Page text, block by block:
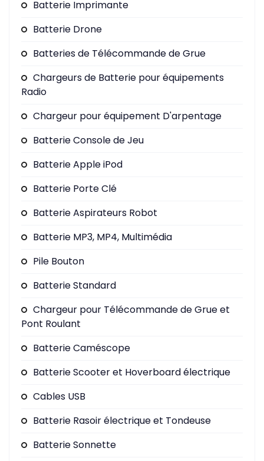
Batterie Imprimante
Batterie Drone
Batteries de Télécommande de Grue
Chargeurs de Batterie pour équipements
Radio
Chargeur pour équipement D'arpentage
Batterie Console de Jeu
Batterie Apple iPod
Batterie Porte Clé
Batterie Aspirateurs Robot
Batterie MP3, MP4, Multimédia
Pile Bouton
Batterie Standard
Chargeur pour Télécommande de Grue et
Pont Roulant
Batterie Caméscope
Batterie Scooter et Hoverboard électrique
Cables USB
Batterie Rasoir électrique et Tondeuse
Batterie Sonnette